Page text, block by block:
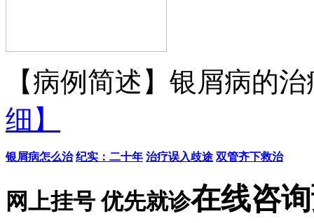
【病例简述】银屑病的
细】
银屑病怎么治 纪实：二十年 治疗误入歧途 双管齐下救治
网上挂号 优先就诊在线咨